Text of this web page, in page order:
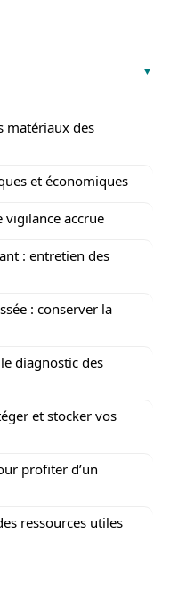
matériaux des
et économiques
vigilance accrue
: entretien des
: conserver la
diagnostic des
et stocker vos
profiter d’un
ressources utiles